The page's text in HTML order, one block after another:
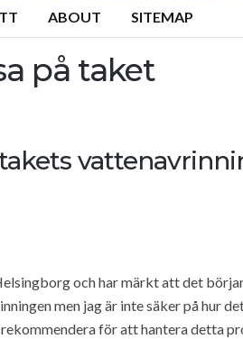
ABOUT SITEMAP
på taket
och har märkt att det
men jag är inte säker på hur
för att hantera detta